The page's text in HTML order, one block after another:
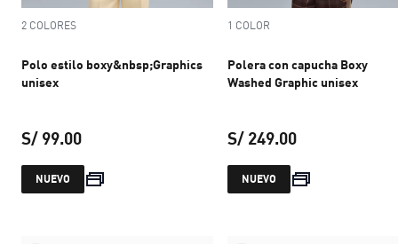
2 COLORES
Polo estilo boxy&nbsp;Graphics
unisex
S/ 99.00
precio actual S/ 99.00
NUEVO
1 COLOR
Polera con capucha Boxy
Washed Graphic unisex
S/ 249.00
precio actual
NUEVO